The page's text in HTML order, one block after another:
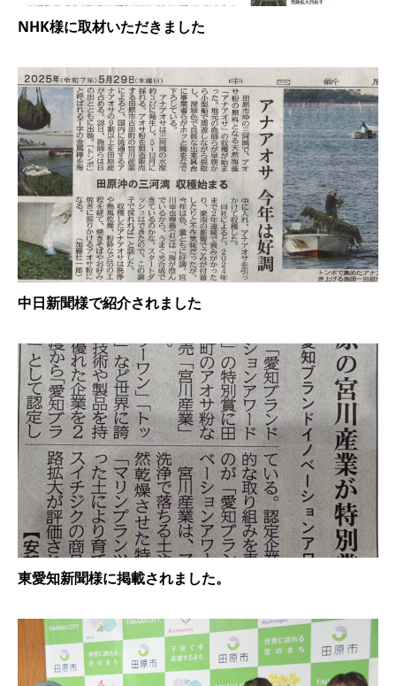
NHK様に取材いただきました
中日新聞様で紹介されました
東愛知新聞様に掲載されました。